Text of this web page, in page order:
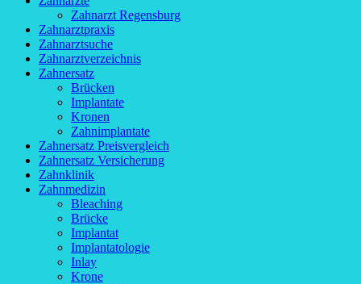
Zahnarzt Regensburg
Zahnarztpraxis
Zahnarztsuche
Zahnarztverzeichnis
Zahnersatz
Brücken
Implantate
Kronen
Zahnimplantate
Zahnersatz Preisvergleich
Zahnersatz Versicherung
Zahnklinik
Zahnmedizin
Bleaching
Brücke
Implantat
Implantatologie
Inlay
Krone